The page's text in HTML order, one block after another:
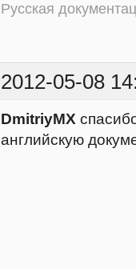
Русская
2012-05-08
DmitriyMX
английскую